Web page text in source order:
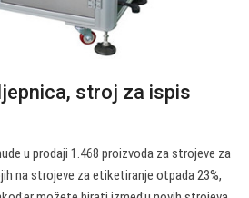
stroj za ispis
u prodaji 1.468 proizvoda za strojeve za
na strojeve za etiketiranje otpada 23%,